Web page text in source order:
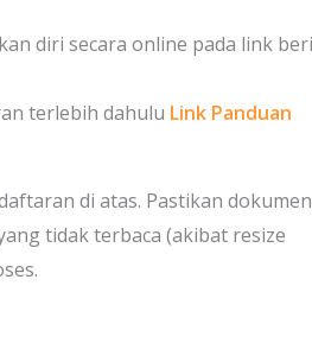
diri secara online pada link
terlebih dahulu Link Panduan
di atas. Pastikan dokumen
tidak terbaca (akibat resize